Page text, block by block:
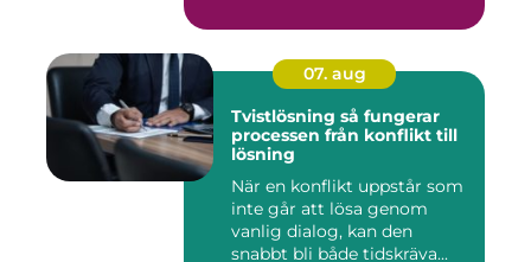
07. aug
Tvistlösning så fungerar
processen från konflikt till
lösning
När en konflikt uppstår som
inte går att lösa genom
vanlig dialog, kan den
snabbt bli både tidskräva...